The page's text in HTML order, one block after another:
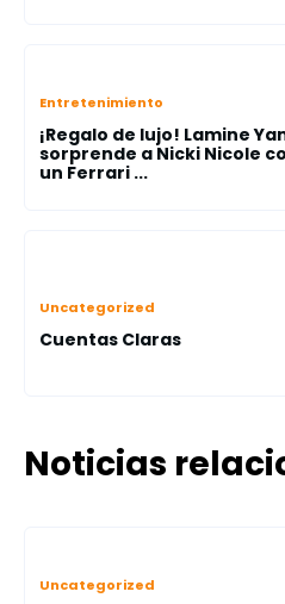
Entretenimiento
¡Regalo de lujo! Lamine
sorprende a Nicki Nicole
un Ferrari ...
Uncategorized
Cuentas Claras
Noticias
Uncategorized